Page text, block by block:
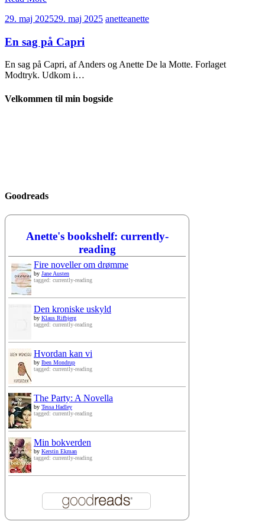
29. maj 202529. maj 2025 anetteanette
En sag på Capri
En sag på Capri, af Anders og Anette De la Motte. Forlaget
Modtryk. Udkom i…
Velkommen til min bogside
Goodreads
Anette's bookshelf: currently-
reading
Fire noveller om drømme
by Jane Austen
tagged: currently-reading
Den kroniske uskyld
by Klaus Rifbjerg
tagged: currently-reading
Hvordan kan vi
by Iben Mondrup
tagged: currently-reading
The Party: A Novella
by Tessa Hadley
tagged: currently-reading
Min bokverden
by Kerstin Ekman
tagged: currently-reading